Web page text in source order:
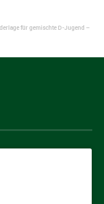
für gemischte D-Jugend –